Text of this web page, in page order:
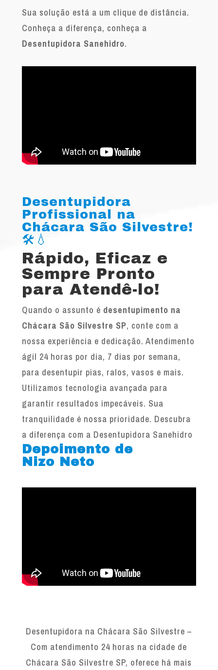
Sua solução está a um clique de distância.
Conheça a diferença, conheça a
Desentupidora Sanehidro.
Desentupidora
Profissional na
Chácara São Silvestre!
🛠️💧
Rápido, Eficaz e
Sempre Pronto
para Atendê-lo!
Quando o assunto é desentupimento na
Chácara São Silvestre SP, conte com a
nossa experiência e dedicação. Atendimento
ágil 24 horas por dia, 7 dias por semana,
para desentupir pias, ralos, vasos e mais.
Utilizamos tecnologia avançada para
garantir resultados impecáveis. Sua
tranquilidade é nossa prioridade. Descubra
a diferença com a Desentupidora Sanehidro
Depoimento de
Nizo Neto
Desentupidora na Chácara São Silvestre –
Com atendimento 24 horas na cidade de
Chácara São Silvestre SP, oferece há mais